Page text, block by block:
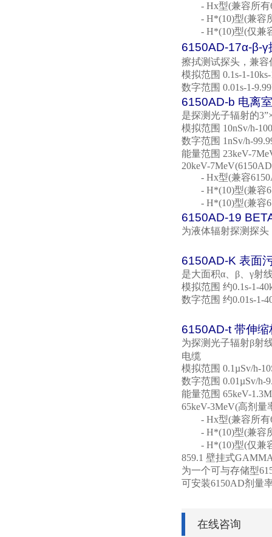
- Hx型(兼容所有
- H*(10)型(兼容
- H*(10)型(仅兼
6150AD-17α-β-γ
擦拭测试探头，兼容
模拟范围 0.1s-1-
数字范围 0.01s-1-
6150AD-b 电离
是探测光子辐射的3
模拟范围 10nSv/h-
数字范围 1nSv/h-
能量范围 23keV-
20keV-
- Hx型(兼容
- H*(10)型(兼容
- H*(10)型(兼容
6150AD-19
为液体辐射探测探
6150AD-K 表面
是大面积α、β、γ射
模拟范围 约0.1s-1-
数字范围 约0.01s-1-
6150AD-t 带伸缩
为探测光子辐射β射
电缆
模拟范围 0.1µSv/h-
数字范围 0.01µSv/h-
能量范围 65keV-
65keV-3MeV(高剂量
- Hx型(兼容所有
- H*(10)型(兼容
- H*(10)型(仅兼
859.1 壁挂式
为一个可与存储型
可安装6150AD剂量
在线咨询